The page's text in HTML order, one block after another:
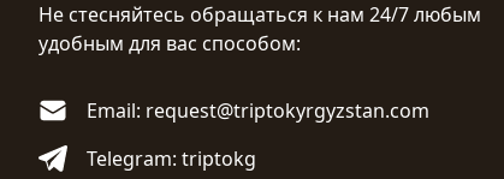
Не стесняйтесь обращаться к нам 24/7 любым
удобным для вас способом:
Email: request@triptokyrgyzstan.com
Telegram: triptokg